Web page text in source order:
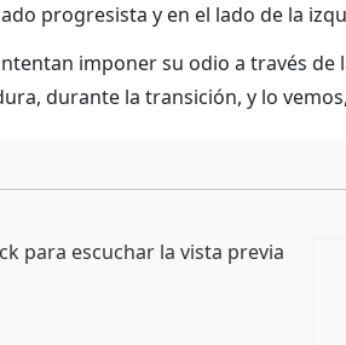
progresista y en el lado de la
imponer su odio a través de
durante la transición, y lo